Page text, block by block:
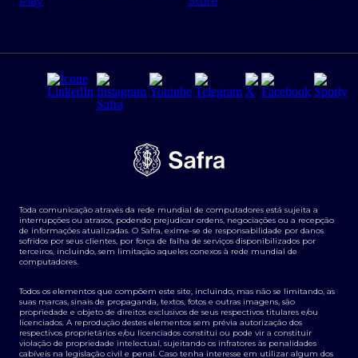
Regras e Parâmetros de Atuação Banco Safra
Segurança da Informação
Tarifas e serviços Pessoa Física
Transparência de remuneração
Termos e Condições para Portabilidade de Investimento
Derivativos
Agronegócios
Toda comunicação através da rede mundial de computadores está sujeita a
interrupções ou atrasos, podendo prejudicar ordens, negociações ou a recepção
de informações atualizadas. O Safra, exime-se de responsabilidade por danos
sofridos por seus clientes, por força de falha de serviços disponibilizados por
terceiros, incluindo, sem limitação aqueles conexos à rede mundial de
computadores.
Todos os elementos que compõem este site, incluindo, mas não se limitando, as
suas marcas, sinais de propaganda, textos, fotos e outras imagens, são
propriedade e objeto de direitos exclusivos de seus respectivos titulares e/ou
licenciados. A reprodução destes elementos sem prévia autorização dos
respectivos proprietários e/ou licenciados constitui ou pode vir a constituir
violação de propriedade intelectual, sujeitando os infratores às penalidades
cabíveis na legislação civil e penal. Caso tenha interesse em utilizar algum dos